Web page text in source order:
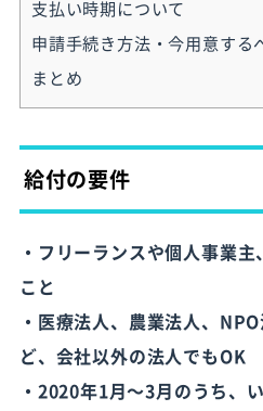
支払い時期について
申請手続き方法・今用意する
まとめ
給付の要件
・フリーランスや個人事業
こと
・医療法人、農業法人、
ど、会社以外の法人でもOK
・2020年1月〜3月のうち、